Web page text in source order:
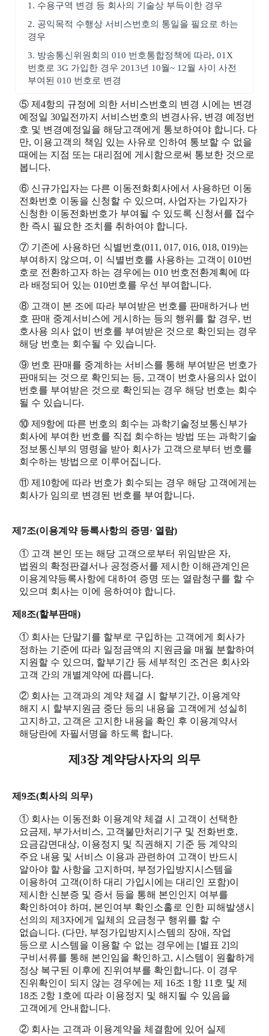
1. 수용구역 변경 등 회사의 기술상 부득이한 경우
2. 공익목적 수행상 서비스번호의 통일을 필요로 하는
경우
3. 방송통신위원회의 010 번호통합정책에 따라, 01X
번호로 3G 가입한 경우 2013년 10월~ 12월 사이 사전
부여된 010 번호로 변경
⑤ 제4항의 규정에 의한 서비스번호의 변경 시에는 변경
예정일 30일전까지 서비스번호의 변경사유, 변경 예정번
호 및 변경예정일을 해당고객에게 통보하여야 합니다. 다
만, 이용고객의 책임 있는 사유로 인하여 통보할 수 없을
때에는 지점 또는 대리점에 게시함으로써 통보한 것으로
봅니다.
⑥ 신규가입자는 다른 이동전화회사에서 사용하던 이동
전화번호 이동을 신청할 수 있으며, 사업자는 가입자가
신청한 이동전화번호가 부여될 수 있도록 신청서를 접수
한 즉시 필요한 조치를 취하여야 합니다.
⑦ 기존에 사용하던 식별번호(011, 017, 016, 018, 019)는
부여하지 않으며, 이 식별번호를 사용하는 고객이 010번
호로 전환하고자 하는 경우에는 010 번호전환계획에 따
라 배정되어 있는 010번호를 우선 부여합니다.
⑧ 고객이 본 조에 따라 부여받은 번호를 판매하거나 번
호 판매 중계서비스에 게시하는 등의 행위를 할 경우, 번
호사용 의사 없이 번호를 부여받은 것으로 확인되는 경우
해당 번호는 회수될 수 있습니다.
⑨ 번호 판매를 중계하는 서비스를 통해 부여받은 번호가
판매되는 것으로 확인되는 등, 고객이 번호사용의사 없이
번호를 부여받은 것으로 확인되는 경우 해당 번호는 회수
될 수 있습니다.
⑩ 제9항에 따른 번호의 회수는 과학기술정보통신부가
회사에 부여한 번호를 직접 회수하는 방법 또는 과학기술
정보통신부의 명령을 받아 회사가 고객으로부터 번호를
회수하는 방법으로 이루어집니다.
⑪ 제10항에 따라 번호가 회수되는 경우 해당 고객에게는
회사가 임의로 변경된 번호를 부여합니다.
제7조(이용계약 등록사항의 증명· 열람)
① 고객 본인 또는 해당 고객으로부터 위임받은 자,
법원의 확정판결서나 공정증서를 제시한 이해관계인은
이용계약등록사항에 대하여 증명 또는 열람청구를 할 수
있으며 회사는 이에 응하여야 합니다.
제8조(할부판매)
① 회사는 단말기를 할부로 구입하는 고객에게 회사가
정하는 기준에 따라 일정금액의 지원금을 매월 분할하여
지원할 수 있으며, 할부기간 등 세부적인 조건은 회사와
고객 간의 개별계약에 따릅니다.
② 회사는 고객과의 계약 체결 시 할부기간, 이용계약
해지 시 할부지원금 중단 등의 내용을 고객에게 성실히
고지하고, 고객은 고지한 내용을 확인 후 이용계약서
해당란에 자필서명을 하도록 합니다.
제3장 계약당사자의 의무
제9조(회사의 의무)
① 회사는 이동전화 이용계약 체결 시 고객이 선택한
요금제, 부가서비스, 고객불만처리기구 및 전화번호,
요금감면대상, 이용정지 및 직권해지 기준 등 계약의
주요 내용 및 서비스 이용과 관련하여 고객이 반드시
알아야 할 사항을 고지하며, 부정가입방지시스템을
이용하여 고객(이하 대리 가입시에는 대리인 포함)이
제시한 신분증 및 증서 등을 통해 본인인지 여부를
확인하여야 하며, 본인여부 확인소홀로 인한 피해발생시
선의의 제3자에게 일체의 요금청구 행위를 할 수
없습니다. (다만, 부정가입방지시스템의 장애, 작업
등으로 시스템을 이용할 수 없는 경우에는 [별표 2]의
구비서류를 통해 본인임을 확인하고, 시스템이 원활하게
정상 복구된 이후에 진위여부를 확인합니다. 이 경우
진위확인이 되지 않는 경우에는 제 16조 1항 11호 및 제
18조 2항 1호에 따라 이용정지 및 해지될 수 있음을
고객에게 안내합니다.
② 회사는 고객과 이용계약을 체결함에 있어 실제